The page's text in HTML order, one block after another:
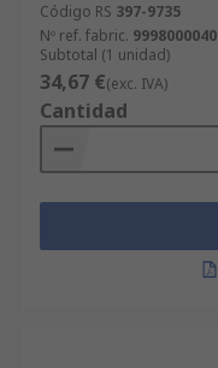
Código RS 397-9735
Nº ref. fabric. 9998000040
Subtotal (1 unidad)
34,67 €(exc. IVA)
Cantidad